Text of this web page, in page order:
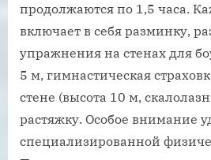
продолжаются по 1,5 часа.
включает в себя разминку,
упражнения на стенах для
5 м, гимнастическая
стене (высота 10 м,
растяжку. Особое внимание
специализированной